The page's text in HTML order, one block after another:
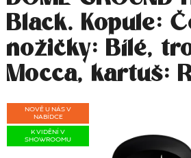
Black. Kopule:
nožičky: Bílé,
Mocca, kartuš:
NOVĚ U NÁS V
NABÍDCE
K VIDĚNÍ V
SHOWROOMU